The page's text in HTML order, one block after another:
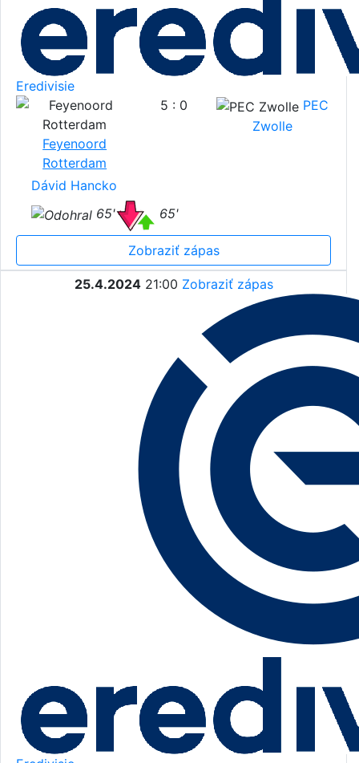
Eredivisie
Feyenoord
Rotterdam
5 : 0
PEC
Zwolle
Dávid Hancko
65'
65'
Zobraziť zápas
25.4.2024 21:00 Zobraziť zápas